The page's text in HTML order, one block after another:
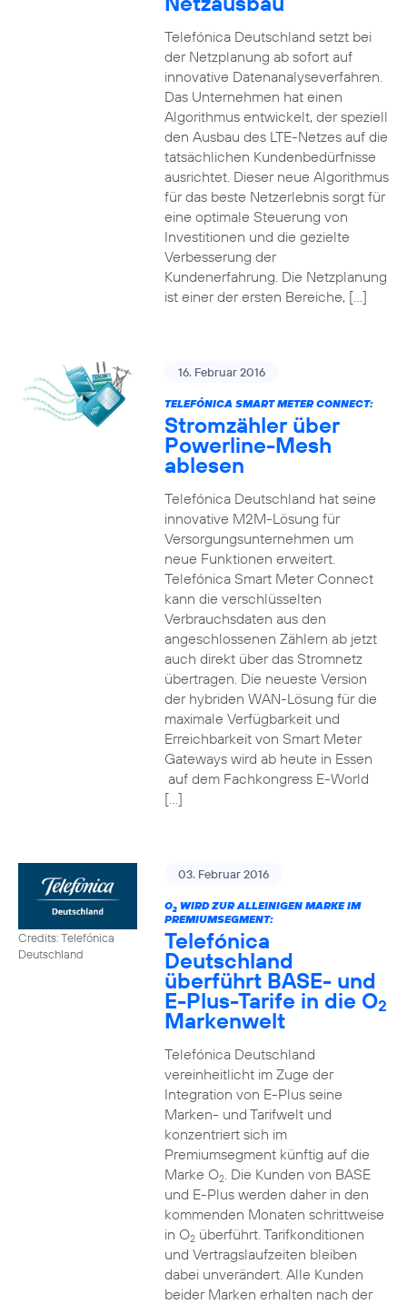
Telefónica Deutschland setzt bei
der Netzplanung ab sofort auf
innovative Datenanalyseverfahren.
Das Unternehmen hat einen
Algorithmus entwickelt, der speziell
den Ausbau des LTE-Netzes auf die
tatsächlichen Kundenbedürfnisse
ausrichtet. Dieser neue Algorithmus
für das beste Netzerlebnis sorgt für
eine optimale Steuerung von
Investitionen und die gezielte
Verbesserung der
Kundenerfahrung. Die Netzplanung
ist einer der ersten Bereiche, […]
16. Februar 2016
TELEFÓNICA SMART METER CONNECT:
Stromzähler über
Powerline-Mesh
ablesen
Telefónica Deutschland hat seine
innovative M2M-Lösung für
Versorgungsunternehmen um
neue Funktionen erweitert.
Telefónica Smart Meter Connect
kann die verschlüsselten
Verbrauchsdaten aus den
angeschlossenen Zählern ab jetzt
auch direkt über das Stromnetz
übertragen. Die neueste Version
der hybriden WAN-Lösung für die
maximale Verfügbarkeit und
Erreichbarkeit von Smart Meter
Gateways wird ab heute in Essen
auf dem Fachkongress E-World
[…]
Credits: Telefónica
Deutschland
03. Februar 2016
O2WIRD ZUR ALLEINIGEN MARKE IM
PREMIUMSEGMENT:
Telefónica
Deutschland
überführt BASE- und
E-Plus-Tarife in die O2
Markenwelt
Telefónica Deutschland
vereinheitlicht im Zuge der
Integration von E-Plus seine
Marken- und Tarifwelt und
konzentriert sich im
Premiumsegment künftig auf die
Marke O2. Die Kunden von BASE
und E-Plus werden daher in den
kommenden Monaten schrittweise
in O2überführt. Tarifkonditionen
und Vertragslaufzeiten bleiben
dabei unverändert. Alle Kunden
beider Marken erhalten nach der